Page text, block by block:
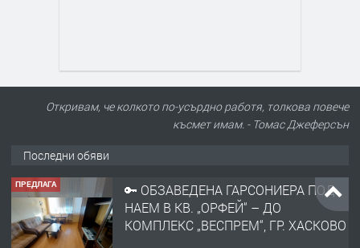
Откривам, че колкото по-усърдно работя, толкова повече
късмет имам. - Томас Джеферсън
Последни обяви
ПРЕДЛАГА
🔑 ОБЗАВЕДЕНА ГАРСОНИЕРА ПОД
НАЕМ В КВ. „ОРФЕЙ“ – ДО
КОМПЛЕКС „ВЕСПРЕМ“, ГР. ХАСКОВО